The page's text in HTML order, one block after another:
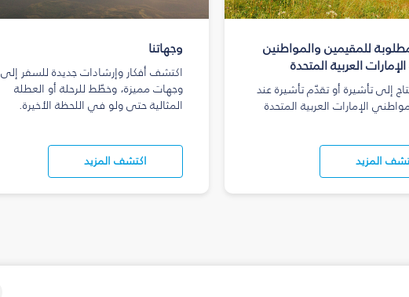
للمقيمين والمواطنين
العربية المتحدة
إلى تأشيرة أو تقدّم تأشيرة عند
الإمارات العربية المتحدة
المزيد
وجهاتنا
اكتشف أفكار وإرشادات جديدة للسفر إلى
وجهات مميزة، وخطّط للرحلة أو العطلة
المثالية حتى ولو في اللحظة الأخيرة.
اكتشف المزيد